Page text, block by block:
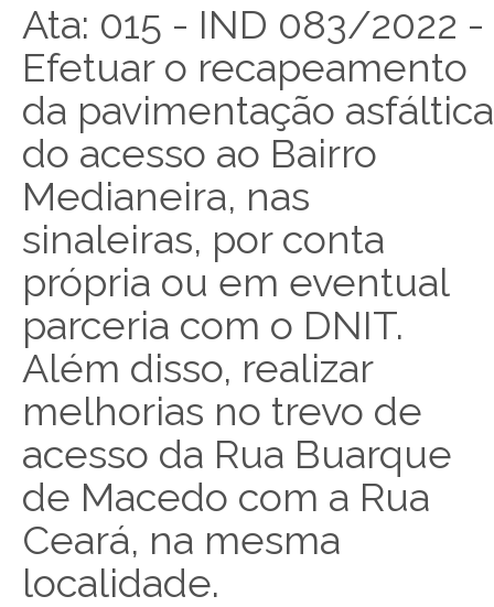
Ata: 015 - IND 083/2022 -
Efetuar o recapeamento
da pavimentação asfáltica
do acesso ao Bairro
Medianeira, nas
sinaleiras, por conta
própria ou em eventual
parceria com o DNIT.
Além disso, realizar
melhorias no trevo de
acesso da Rua Buarque
de Macedo com a Rua
Ceará, na mesma
localidade.